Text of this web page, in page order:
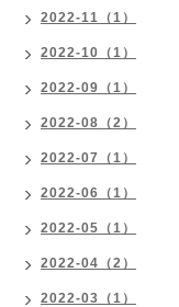
2022-11（1）
2022-10（1）
2022-09（1）
2022-08（2）
2022-07（1）
2022-06（1）
2022-05（1）
2022-04（2）
2022-03（1）